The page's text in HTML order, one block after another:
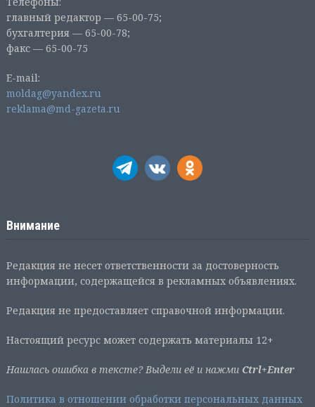
главный редактор — 65-00-75;
бухгалтерия — 65-00-78;
факс — 65-00-75
E-mail:
moldag@yandex.ru
reklama@md-gazeta.ru
Внимание
Редакция не несет ответственности за достоверность
информации, содержащейся в рекламных объявлениях.
Редакция не предоставляет справочной информации.
Настоящий ресурс может содержать материалы 12+
Нашлась ошибка в тексте? Выдели её и нажми Ctrl+Enter
Политика в отношении обработки персональных данных